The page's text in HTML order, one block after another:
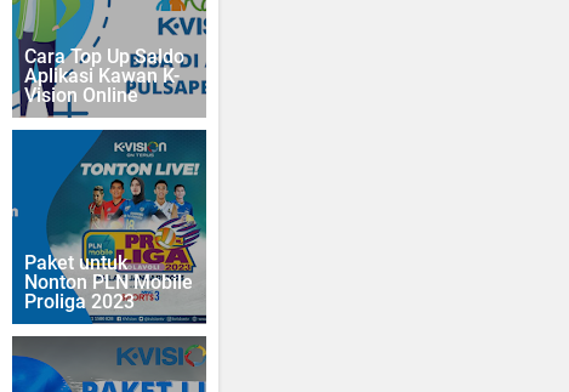
Cara Top Up Saldo
Aplikasi Kawan K-
Vision Online
Paket untuk
Nonton PLN Mobile
Proliga 2023